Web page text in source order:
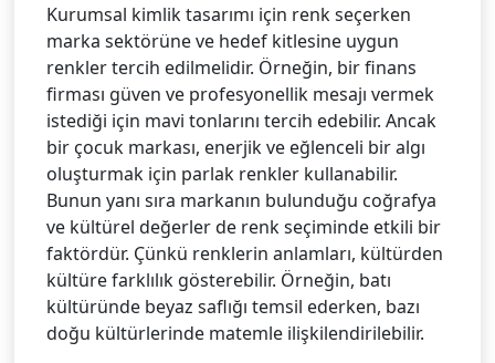
Kurumsal kimlik tasarımı için renk seçerken
marka sektörüne ve hedef kitlesine uygun
renkler tercih edilmelidir. Örneğin, bir finans
firması güven ve profesyonellik mesajı vermek
istediği için mavi tonlarını tercih edebilir. Ancak
bir çocuk markası, enerjik ve eğlenceli bir algı
oluşturmak için parlak renkler kullanabilir.
Bunun yanı sıra markanın bulunduğu coğrafya
ve kültürel değerler de renk seçiminde etkili bir
faktördür. Çünkü renklerin anlamları, kültürden
kültüre farklılık gösterebilir. Örneğin, batı
kültüründe beyaz saflığı temsil ederken, bazı
doğu kültürlerinde matemle ilişkilendirilebilir.